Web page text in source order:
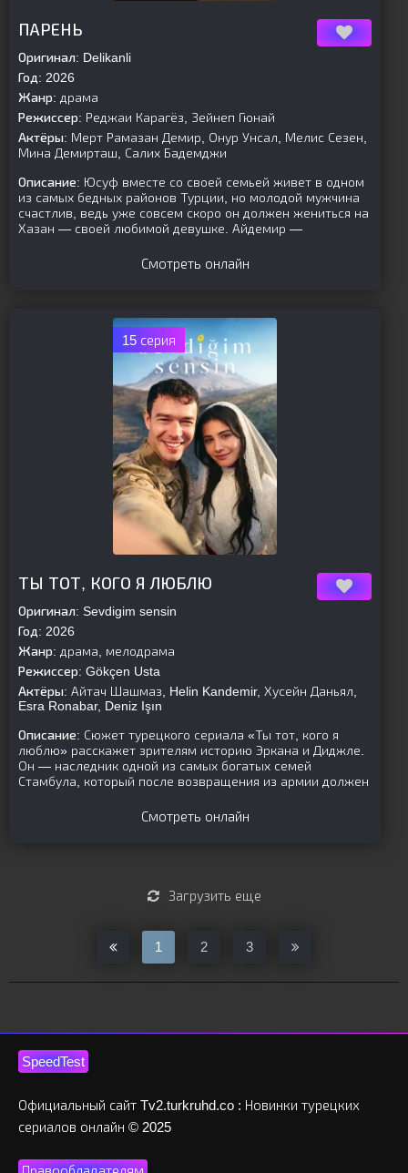
ПАРЕНЬ
Оригинал: Delikanli
Год: 2026
Жанр: драма
Режиссер: Реджаи Карагёз, Зейнеп Гюнай
Актёры: Мерт Рамазан Демир, Онур Унсал, Мелис Сезен,
Мина Демирташ, Салих Бадемджи
Описание: Юсуф вместе со своей семьей живет в одном
из самых бедных районов Турции, но молодой мужчина
счастлив, ведь уже совсем скоро он должен жениться на
Хазан — своей любимой девушке. Айдемир —
Смотреть онлайн
15 серия
ТЫ ТОТ, КОГО Я ЛЮБЛЮ
Оригинал: Sevdigim sensin
Год: 2026
Жанр: драма, мелодрама
Режиссер: Gökçen Usta
Актёры: Айтач Шашмаз, Helin Kandemir, Хусейн Даньял,
Esra Ronabar, Deniz Işın
Описание: Сюжет турецкого сериала «Ты тот, кого я
люблю» расскажет зрителям историю Эркана и Диджле.
Он — наследник одной из самых богатых семей
Стамбула, который после возвращения из армии должен
Смотреть онлайн
Загрузить еще
1 2 3
SpeedTest
Официальный сайт Tv2.turkruhd.co : Новинки турецких
сериалов онлайн © 2025